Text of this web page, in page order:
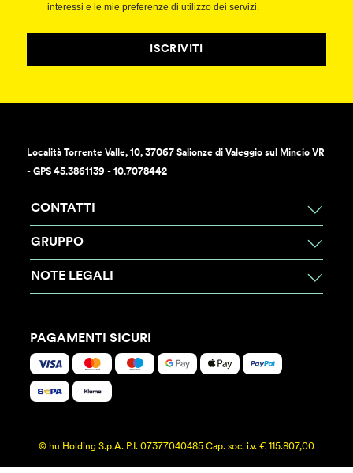
interessi e le mie preferenze di utilizzo dei servizi.
ISCRIVITI
Località Torrente Valle, 10, 37067 Salionze di Valeggio sul Mincio VR
- GPS 45.3861139 - 10.7078442
CONTATTI
GRUPPO
NOTE LEGALI
PAGAMENTI SICURI
© hu Holding S.p.A. P.I. 07377040485 Cap. soc. i.v. € 115.807,00